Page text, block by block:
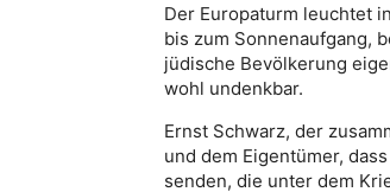
Der Europaturm leuchtet
bis zum Sonnenaufgang,
jüdische Bevölkerung
wohl undenkbar.
Ernst Schwarz, der
und dem Eigentümer,
senden, die unter dem